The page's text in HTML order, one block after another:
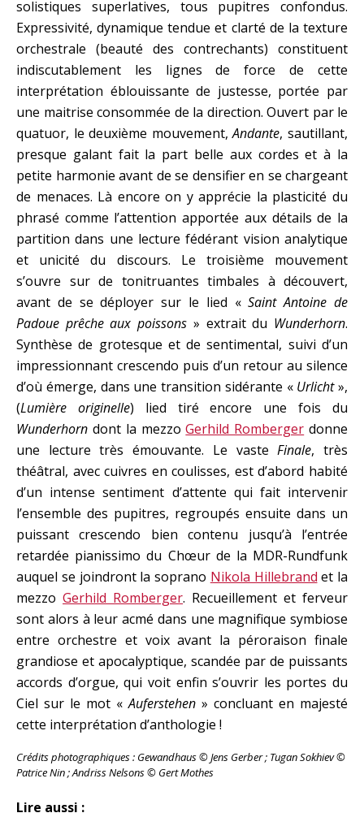
solistiques superlatives, tous pupitres confondus.
Expressivité, dynamique tendue et clarté de la texture
orchestrale (beauté des contrechants) constituent
indiscutablement les lignes de force de cette
interprétation éblouissante de justesse, portée par
une maitrise consommée de la direction. Ouvert par le
quatuor, le deuxième mouvement,Andante, sautillant,
presque galant fait la part belle aux cordes et à la
petite harmonie avant de se densifier en se chargeant
de menaces. Là encore on y apprécie la plasticité du
phrasé comme l’attention apportée aux détails de la
partition dans une lecture fédérant vision analytique
et unicité du discours. Le troisième mouvement
s’ouvre sur de tonitruantes timbales à découvert,
avant de se déployer sur le lied «Saint Antoine de
Padoue prêche aux poissons » extrait du Wunderhorn.
Synthèse de grotesque et de sentimental, suivi d’un
impressionnant crescendo puis d’un retour au silence
d’où émerge, dans une transition sidérante « Urlicht»,
(Lumière originelle) lied tiré encore une fois du
Wunderhorn dont la mezzoGerhild Romberger donne
une lecture très émouvante. Le vasteFinale, très
théâtral, avec cuivres en coulisses, est d’abord habité
d’un intense sentiment d’attente qui fait intervenir
l’ensemble des pupitres, regroupés ensuite dans un
puissant crescendo bien contenu jusqu’à l’entrée
retardée pianissimo du Chœur de la MDR-Rundfunk
auquel se joindront la soprano Nikola Hillebrand et la
mezzo Gerhild Romberger. Recueillement et ferveur
sont alors à leur acmé dans une magnifique symbiose
entre orchestre et voix avant la péroraison finale
grandiose et apocalyptique, scandée par de puissants
accords d’orgue, qui voit enfin s’ouvrir les portes du
Ciel sur le mot «Auferstehen » concluant en majesté
cette interprétation d’anthologie !
Crédits photographiques : Gewandhaus© Jens Gerber ; Tugan Sokhiev©
Patrice Nin ; Andriss Nelsons© Gert Mothes
Lire aussi :